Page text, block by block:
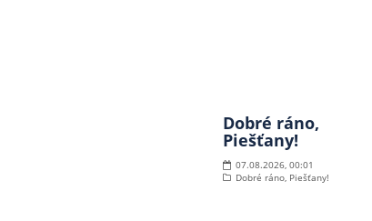
Dobré ráno,
Piešťany!
07.08.2026, 00:01
Dobré ráno, Piešťany!